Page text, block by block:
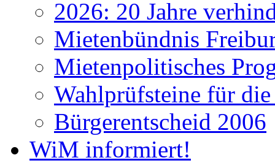
2026: 20 Jahre
Mietenbündnis
Mietenpolitisches
Wahlprüfsteine für
Bürgerentscheid 2006
WiM informiert!